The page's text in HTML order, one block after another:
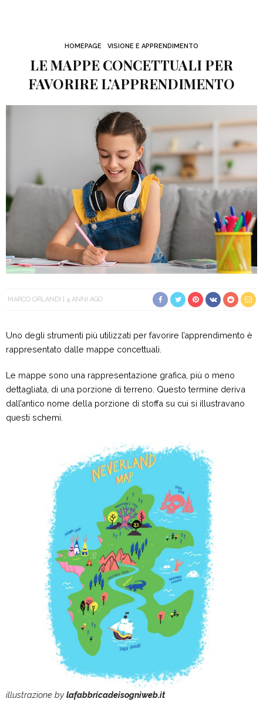
HOMEPAGE VISIONE E APPRENDIMENTO
LE MAPPE CONCETTUALI PER
FAVORIRE L’APPRENDIMENTO
MARCO ORLANDI 4 ANNI AGO
Uno degli strumenti più utilizzati per favorire l’apprendimento è
rappresentato dalle mappe concettuali.
Le mappe sono una rappresentazione grafica, più o meno
dettagliata, di una porzione di terreno. Questo termine deriva
dall’antico nome della porzione di stoffa su cui si illustravano
questi schemi.
illustrazione by lafabbricadeisogniweb.it